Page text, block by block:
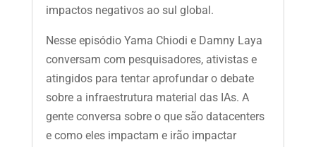
impactos negativos ao sul global.
Nesse episódio Yama Chiodi e Damny Laya
conversam com pesquisadores, ativistas e
atingidos para tentar aprofundar o debate
sobre a infraestrutura material das IAs. A
gente conversa sobre o que são datacenters
e como eles impactam e irão impactar